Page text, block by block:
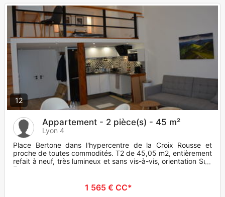
12
Appartement - 2 pièce(s) - 45 m²
Lyon 4
Place Bertone dans l'hypercentre de la Croix Rousse et
proche de toutes commodités. T2 de 45,05 m2, entièrement
refait à neuf, très lumineux et sans vis-à-vis, orientation Sud
Est
1 565 € CC*